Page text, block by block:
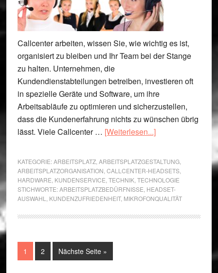
Callcenter arbeiten, wissen Sie, wie wichtig es ist,
organisiert zu bleiben und Ihr Team bei der Stange
zu halten. Unternehmen, die
Kundendienstabteilungen betreiben, investieren oft
in spezielle Geräte und Software, um ihre
Arbeitsabläufe zu optimieren und sicherzustellen,
dass die Kundenerfahrung nichts zu wünschen übrig
lässt. Viele Callcenter … [Weiterlesen...]ÜberTipps
des
richtigen
Callcenter-
KATEGORIE:ARBEITSPLATZ, ARBEITSPLATZGESTALTUNG,
ARBEITSPLATZORGANISATION CALLCENTER-HEADSETS,
HARDWARE KUNDENSERVICE TECHNIK, TECHNOLOGIE
STICHWORTE:ARBEITSPLATZBEDÜRFNISSE HEADSET-
AUSWAHL
KUNDENZUFRIEDENHEIT, MIKROFONQUALITÄT
Seite
1 Seite
2 Nächste Seite aufrufen
»